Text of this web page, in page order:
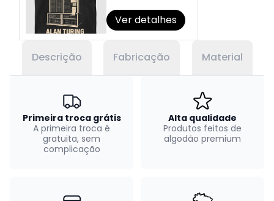
Ver detalhes
Descrição Fabricação Material
Primeira troca grátis
A primeira troca é
gratuita, sem
complicação
Alta qualidade
Produtos feitos de
algodão premium